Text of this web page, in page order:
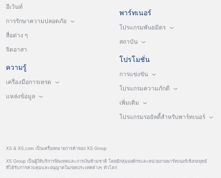
อีเว้นท์
การรักษาความปลอดภัย
สื่อต่าง ๆ
จิตอาสา
ความรู้
เครื่องมือการเทรด
แหล่งข้อมูล
พาร์ทเนอร์
โปรแกรมพันธมิตร
สถาบัน
โปรโมชั่น
การแข่งขัน
โปรแกรมความภักดี
เพิ่มเติม
โปรแกรมรอยัลตี้สำหรับพาร์ทเนอร์
XS & XS.com เป็นเครื่องหมายการค้าของ XS Group
XS Group เป็นผู้ให้บริการฟินเทคและการเงินข้ามชาติ โดยมีกลุ่มองค์กรและหน่วยงานพาร์ทเนอร์เชิงกลยุทธ์
ที่ได้รับการควบคุมและอนุญาตในเขตประเทศต่างๆ ทั่วโลก